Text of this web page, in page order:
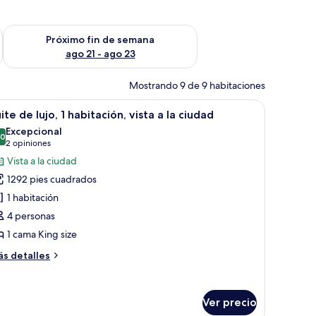
semana ago 14 - ago 16
Próximo fin de semana
ago 21 - ago 23
Consulta la disponibilidad para el próximo fin de semana
Mostrando 9 de 9 habitaciones
escritorio de madera y ventana con cortinas.Habitación de hotel con piso de baldosas,
8 de lujo, 1 habitación, vista a la ciudad
de 10
Excepcional
2 opiniones
(2
opiniones)
Vista a la ciudad
1292 pies cuadrados
1 habitación
4 personas
1 cama King size
detalles
Ver precio